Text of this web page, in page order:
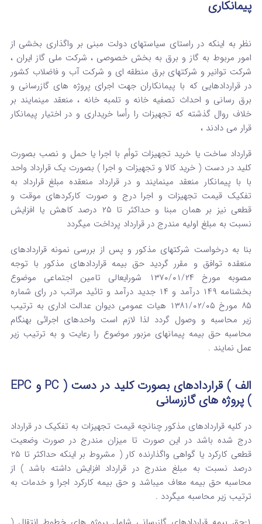
پیمانکاری
نظر به اینکه در راستای سیاستهای دولت مبنی بر واگذاری بخشی از
امور مربوط به گاز و برق به بخش خصوصی ، شرکت ملی گاز ایران ،
شرکت توانیر و شرکتهای برق منطقه ای و شرکت آب و فاضلاب کشور
در قراردادهایی که با پیمانکاران جهت اجرای پروژه های گازرسانی و
برق رسانی و احداث تصفیه خانه و تلمبه خانه ، منعقد مینمایند بر
خلاف روال گذشته که تجهیزات را رأسا خریداری و در اختیار پیمانکار
قرار می دادند ،
قرارداد ساخت یا خرید تجهیزات توأم با اجرا یا حمل و نصب بصورت
کلید در دست ( خرید کالا و تجهیزات و اجرا ) بصورت یک قرارداد واحد
با با پیمانکار منعقد مینمایند و در قرارداد منعقده مبلغ قرارداد به
تفکیک قیمت تجهیزات و اجرا درج و صورت کارکردهای موقت و
قطعی نیز بر همان مبنا و حداکثر تا ۲۵ درصد کاهش یا افزایش
نسبت به مبلغ اولیه مندرج در قرارداد پرداخت میگردد
بنا به درخواست شرکتهای مذکور و پس از بررسی نمونه قراردادهای
منعقده توافق و مقرر گردید حق بیمه قراردادهای مذکور با توجه
مصوبه مورخ ۱۳۷۰/۰۱/۲۴ شورایعالی تامین اجتماعی موضوع
بخشنامه ۱۴۹ درآمد و ۱۴ جدید درآمد و تائید مراتب در رای شماره
۸۵ مورخ ۱۳۸۱/۰۲/۰۵ هیات عمومی دیوان عدالت اداری به ترتیب
زیر محاسبه و وصول گردد لذا لازم است واحدهای اجرائی بهنگام
محاسبه حق بیمه پیمانهای مزبور موضوع را رعایت و به ترتیب زیر
عمل نمایند .
الف ) قراردادهای بصورت کلید در دست ( PC و EPC
) پروژه های گازرسانی
در کلیه قراردادهای مذکور چنانچه قیمت تجهیزات به تفکیک در قرارداد
درج شده باشد در این صورت تا میزان مندرج در صورت وضعیت
قطعی کارکرد یا گواهی واگذارنده کار ( مشروط بر اینکه حداکثر تا ۲۵
درصد نسبت به مبلغ مندرج در قرارداد افزایش داشته باشد ) از
محاسبه حق بیمه معاف میباشد و حق بیمه کارکرد اجرا و خدمات به
ترتیب زیر محاسبه میگردد .